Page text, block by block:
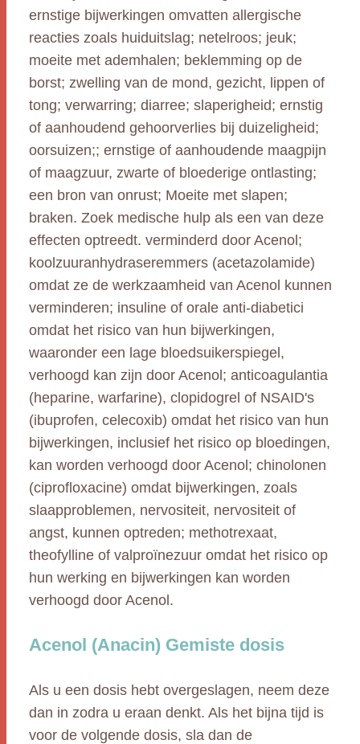
ernstige bijwerkingen omvatten allergische
reacties zoals huiduitslag; netelroos; jeuk;
moeite met ademhalen; beklemming op de
borst; zwelling van de mond, gezicht, lippen of
tong; verwarring; diarree; slaperigheid; ernstig
of aanhoudend gehoorverlies bij duizeligheid;
oorsuizen;; ernstige of aanhoudende maagpijn
of maagzuur, zwarte of bloederige ontlasting;
een bron van onrust; Moeite met slapen;
braken. Zoek medische hulp als een van deze
effecten optreedt. verminderd door Acenol;
koolzuuranhydraseremmers (acetazolamide)
omdat ze de werkzaamheid van Acenol kunnen
verminderen; insuline of orale anti-diabetici
omdat het risico van hun bijwerkingen,
waaronder een lage bloedsuikerspiegel,
verhoogd kan zijn door Acenol; anticoagulantia
(heparine, warfarine), clopidogrel of NSAID's
(ibuprofen, celecoxib) omdat het risico van hun
bijwerkingen, inclusief het risico op bloedingen,
kan worden verhoogd door Acenol; chinolonen
(ciprofloxacine) omdat bijwerkingen, zoals
slaapproblemen, nervositeit, nervositeit of
angst, kunnen optreden; methotrexaat,
theofylline of valproïnezuur omdat het risico op
hun werking en bijwerkingen kan worden
verhoogd door Acenol.
Acenol (Anacin) Gemiste dosis
Als u een dosis hebt overgeslagen, neem deze
dan in zodra u eraan denkt. Als het bijna tijd is
voor de volgende dosis, sla dan de